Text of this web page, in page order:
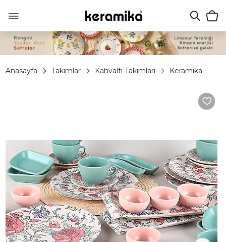
Anasayfa Takımlar Kahvaltı Takımları Keramika